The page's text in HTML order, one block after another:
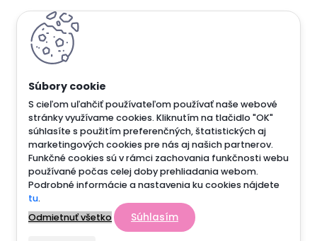
S cieľom uľahčiť používateľom používať naše webové
stránky využívame cookies. Kliknutím na tlačidlo "OK"
súhlasíte s použitím preferenčných, štatistických aj
marketingových cookies pre nás aj našich partnerov.
Funkčné cookies sú v rámci zachovania funkčnosti webu
používané počas celej doby prehliadania webom.
Podrobné informácie a nastavenia ku cookies nájdete
tu.
Odmietnuť všetko
Súhlasím